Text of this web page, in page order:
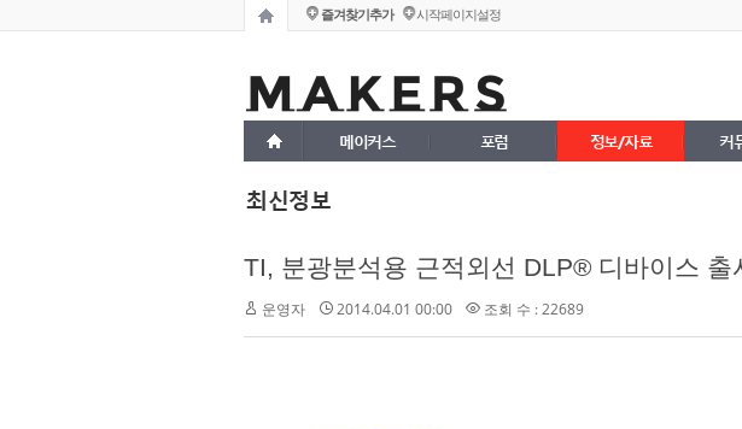
즐겨찾기추가 시작페이지설정
메이커스 포럼 정보/자료 커
최신정보
TI, 분광분석용 근적외선 DLP® 디바이스 출
운영자 2014.04.01 00:00 조회 수 : 22689